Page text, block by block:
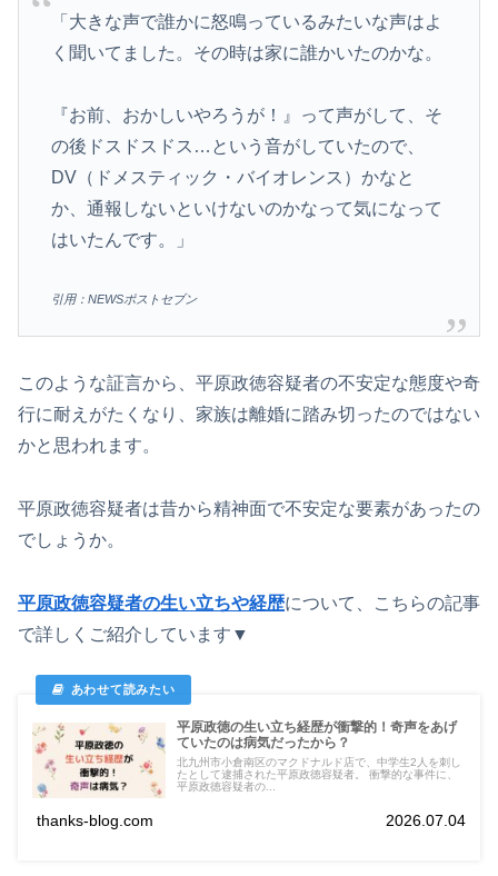
「大きな声で誰かに怒鳴っているみたいな声はよ
く聞いてました。その時は家に誰かいたのかな。
『お前、おかしいやろうが！』って声がして、そ
の後ドスドスドス…という音がしていたので、
DV（ドメスティック・バイオレンス）かなと
か、通報しないといけないのかなって気になって
はいたんです。」
引用：NEWSポストセブン
このような証言から、平原政徳容疑者の不安定な態度や奇
行に耐えがたくなり、家族は離婚に踏み切ったのではない
かと思われます。
平原政徳容疑者は昔から精神面で不安定な要素があったの
でしょうか。
平原政徳容疑者の生い立ちや経歴について、こちらの記事
で詳しくご紹介しています▼
平原政徳の生い立ち経歴が衝撃的！奇声をあげ
ていたのは病気だったから？
北九州市小倉南区のマクドナルド店で、中学生2人を刺し
たとして逮捕された平原政徳容疑者。 衝撃的な事件に、
平原政徳容疑者の...
thanks-blog.com 2026.07.04